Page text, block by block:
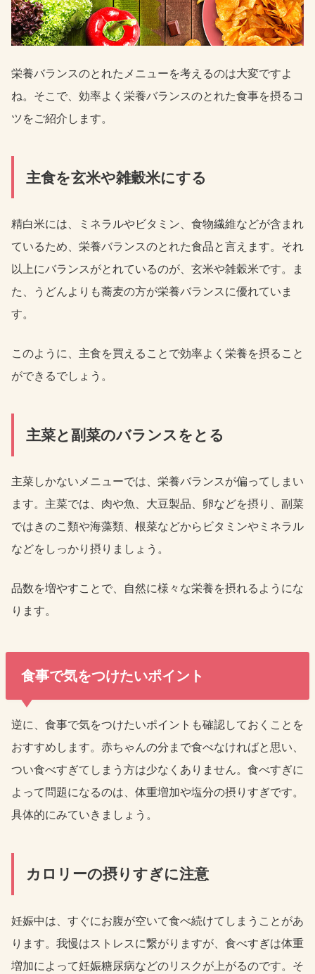
栄養バランスのとれたメニューを考えるのは大変ですよ
ね。そこで、効率よく栄養バランスのとれた食事を摂るコ
ツをご紹介します。
主食を玄米や雑穀米にする
精白米には、ミネラルやビタミン、食物繊維などが含まれ
ているため、栄養バランスのとれた食品と言えます。それ
以上にバランスがとれているのが、玄米や雑穀米です。ま
た、うどんよりも蕎麦の方が栄養バランスに優れていま
す。
このように、主食を買えることで効率よく栄養を摂ること
ができるでしょう。
主菜と副菜のバランスをとる
主菜しかないメニューでは、栄養バランスが偏ってしまい
ます。主菜では、肉や魚、大豆製品、卵などを摂り、副菜
ではきのこ類や海藻類、根菜などからビタミンやミネラル
などをしっかり摂りましょう。
品数を増やすことで、自然に様々な栄養を摂れるようにな
ります。
食事で気をつけたいポイント
逆に、食事で気をつけたいポイントも確認しておくことを
おすすめします。赤ちゃんの分まで食べなければと思い、
つい食べすぎてしまう方は少なくありません。食べすぎに
よって問題になるのは、体重増加や塩分の摂りすぎです。
具体的にみていきましょう。
カロリーの摂りすぎに注意
妊娠中は、すぐにお腹が空いて食べ続けてしまうことがあ
ります。我慢はストレスに繋がりますが、食べすぎは体重
増加によって妊娠糖尿病などのリスクが上がるのです。そ